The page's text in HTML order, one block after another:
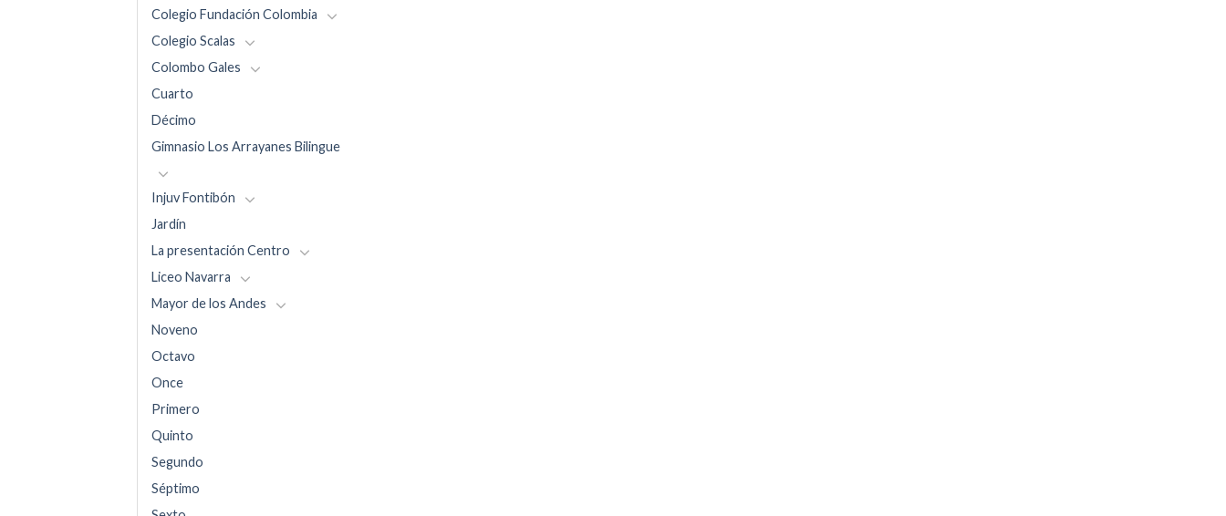
Colegio Fundación Colombia
Colegio Scalas
Colombo Gales
Cuarto
Décimo
Gimnasio Los Arrayanes Bilingue
Injuv Fontibón
Jardín
La presentación Centro
Liceo Navarra
Mayor de los Andes
Noveno
Octavo
Once
Primero
Quinto
Segundo
Séptimo